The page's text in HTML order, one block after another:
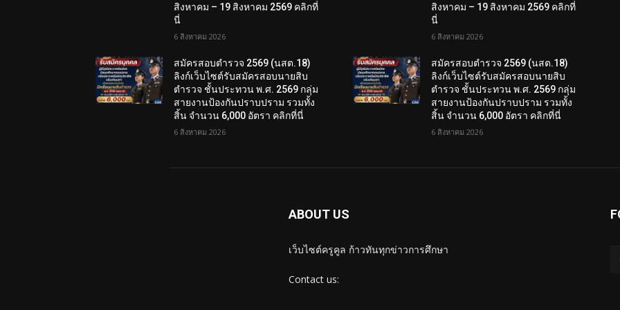
สิงหาคม – 19 สิงหาคม 2569 คลิกที่
นี่
6 สิงหาคม 2026
สมัครสอบตํารวจ 2569 (นสต.18)
ลิงก์เว็บไซต์รับสมัครสอบนายสิบ
ตำรวจ ชั้นประทวน พ.ศ. 2569 กลุ่ม
สายงานป้องกันปราบปราม รวมทั้ง
สิ้น จำนวน 6,000 อัตรา คลิกที่นี่
6 สิงหาคม 2026
สิงหาคม – 19 สิงหาคม 2569 คลิกที่
นี่
6 สิงหาคม 2026
สมัครสอบตํารวจ 2569 (นสต.18)
ลิงก์เว็บไซต์รับสมัครสอบนายสิบ
ตำรวจ ชั้นประทวน พ.ศ. 2569 กลุ่ม
สายงานป้องกันปราบปราม รวมทั้ง
สิ้น จำนวน 6,000 อัตรา คลิกที่นี่
6 สิงหาคม 2026
ABOUT US
เว็บไซต์ครูคูล ก้าวทันทุกข่าวการศึกษา
Contact us: